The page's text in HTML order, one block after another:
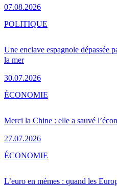
07.08.2026
Une enclave espagnole dépassée
la mer
30.07.2026
POLITIQUE
Merci la Chine : elle a sauvé
27.07.2026
ÉCONOMIE
L’euro en mèmes : quand les
ÉCONOMIE